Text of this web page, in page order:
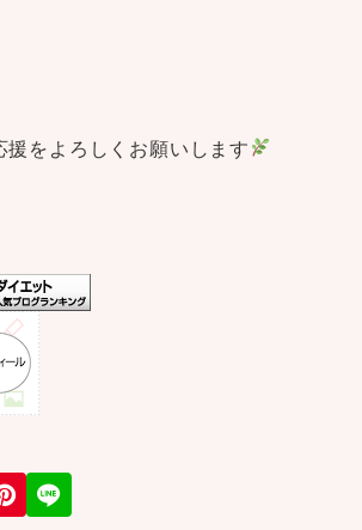
援をよろしくお願いします